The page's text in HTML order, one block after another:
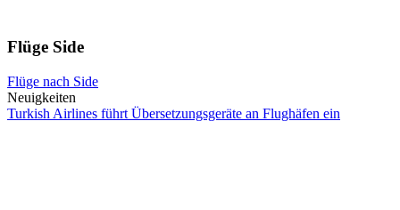
Flüge Side
Flüge nach Side
Neuigkeiten
Turkish Airlines führt Übersetzungsgeräte an Flughäfen ein